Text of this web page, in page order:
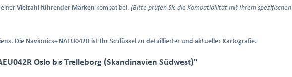
einer Vielzahl führender Marken kompatibel. (Bitte prüfen Sie die Kompatibilität mit Ihrem
Die Navionics+ NAEU042R ist Ihr Schlüssel zu detaillierter und aktueller Kartografie.
Oslo bis Trelleborg (Skandinavien Südwest)"